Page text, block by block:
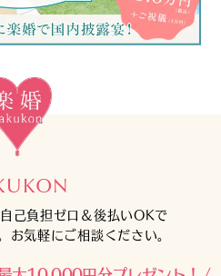
己負担ゼロ＆後払いOKで
お気軽にご相談ください。